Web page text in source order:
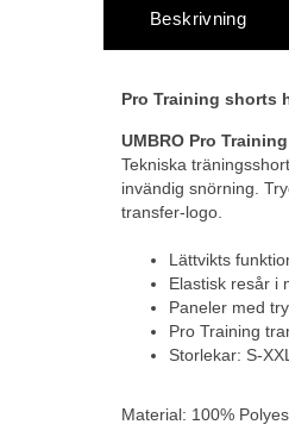
Beskrivning
Pro Training shorts
UMBRO Pro
Tekniska
invändig snörning.
transfer-logo.
Lättvikts
Elastisk resår i
Paneler med
Pro Training
Storlekar: S-XXL
Material: 100%